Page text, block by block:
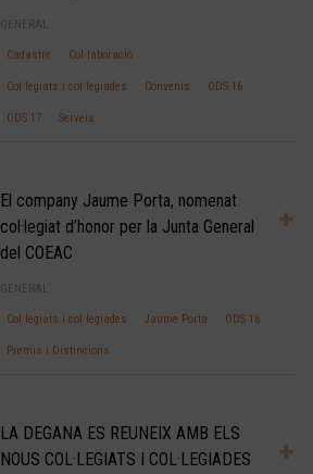
GENERAL
Cadastre Col·laboració
Col·legiats i col·legiades Convenis ODS 16
ODS 17 Serveis
El company Jaume Porta, nomenat
col·legiat d’honor per la Junta General
del COEAC
GENERAL
Col·legiats i col·legiades Jaume Porta ODS 16
Premis i Distincions
LA DEGANA ES REUNEIX AMB ELS
NOUS COL·LEGIATS I COL·LEGIADES